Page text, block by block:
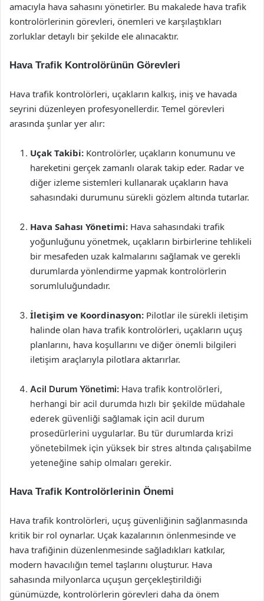
amacıyla hava sahasını yönetirler. Bu makalede hava trafik
kontrolörlerinin görevleri, önemleri ve karşılaştıkları
zorluklar detaylı bir şekilde ele alınacaktır.
Hava Trafik Kontrolörünün Görevleri
Hava trafik kontrolörleri, uçakların kalkış, iniş ve havada
seyrini düzenleyen profesyonellerdir. Temel görevleri
arasında şunlar yer alır:
Uçak Takibi: Kontrolörler, uçakların konumunu ve
hareketini gerçek zamanlı olarak takip eder. Radar ve
diğer izleme sistemleri kullanarak uçakların hava
sahasındaki durumunu sürekli gözlem altında tutarlar.
Hava Sahası Yönetimi: Hava sahasındaki trafik
yoğunluğunu yönetmek, uçakların birbirlerine tehlikeli
bir mesafeden uzak kalmalarını sağlamak ve gerekli
durumlarda yönlendirme yapmak kontrolörlerin
sorumluluğundadır.
İletişim ve Koordinasyon: Pilotlar ile sürekli iletişim
halinde olan hava trafik kontrolörleri, uçakların uçuş
planlarını, hava koşullarını ve diğer önemli bilgileri
iletişim araçlarıyla pilotlara aktarırlar.
Acil Durum Yönetimi: Hava trafik kontrolörleri,
herhangi bir acil durumda hızlı bir şekilde müdahale
ederek güvenliği sağlamak için acil durum
prosedürlerini uygularlar. Bu tür durumlarda krizi
yönetebilmek için yüksek bir stres altında çalışabilme
yeteneğine sahip olmaları gerekir.
Hava Trafik Kontrolörlerinin Önemi
Hava trafik kontrolörleri, uçuş güvenliğinin sağlanmasında
kritik bir rol oynarlar. Uçak kazalarının önlenmesinde ve
hava trafiğinin düzenlenmesinde sağladıkları katkılar,
modern havacılığın temel taşlarını oluşturur. Hava
sahasında milyonlarca uçuşun gerçekleştirildiği
günümüzde, kontrolörlerin görevleri daha da önem